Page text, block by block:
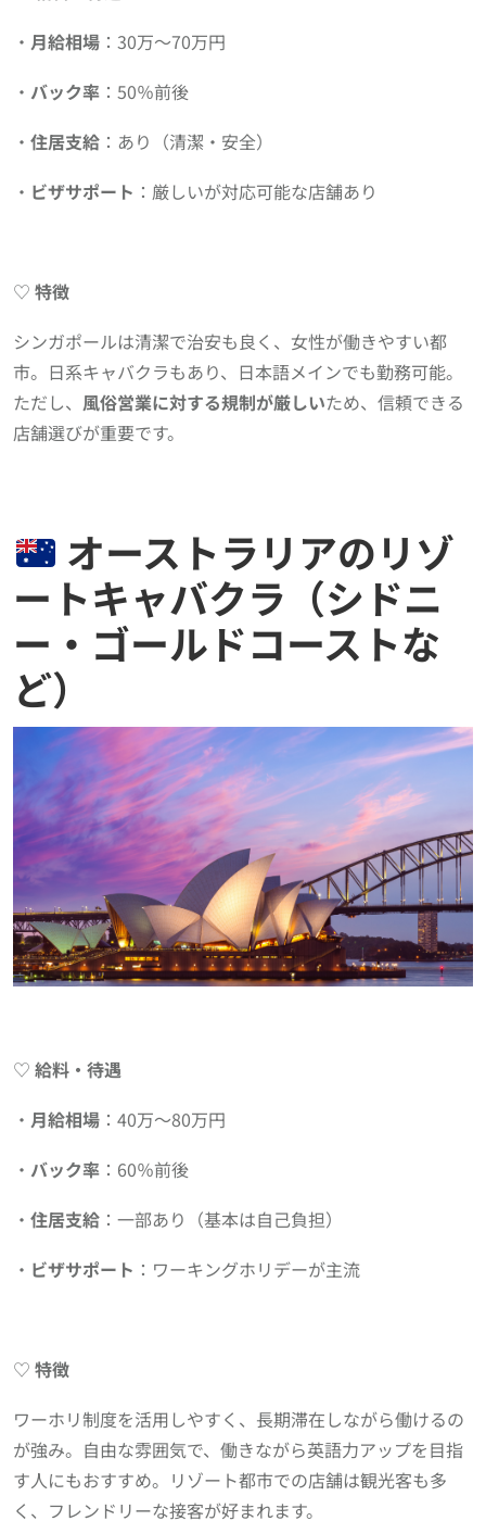
・ 月給相場 ：30万〜70万円
・ バック率 ：50％前後
・ 住居支給 ：あり（清潔・安全）
・ ビザサポート ：厳しいが対応可能な店舗あり
♡ 特徴
シンガポールは清潔で治安も良く、女性が働きやすい都
市。日系キャバクラもあり、日本語メインでも勤務可能。
ただし、 風俗営業に対する規制が厳しいため、信頼できる
店舗選びが重要です。
オーストラリアのリゾ
ートキャバクラ（シドニ
ー・ゴールドコーストな
ど）
♡ 給料・待遇
・ 月給相場 ：40万〜80万円
・ バック率 ：60％前後
・ 住居支給 ：一部あり（基本は自己負担）
・ ビザサポート ：ワーキングホリデーが主流
♡ 特徴
ワーホリ制度を活用しやすく、長期滞在しながら働けるの
が強み。自由な雰囲気で、働きながら英語力アップを目指
す人にもおすすめ。リゾート都市での店舗は観光客も多
く、フレンドリーな接客が好まれます。